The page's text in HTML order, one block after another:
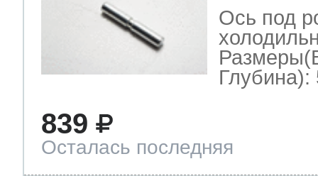
Ось под
Глубина):
839
Осталась последняя